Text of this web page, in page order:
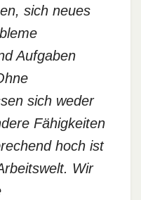
sich neues
Aufgaben
sich weder
Fähigkeiten
hoch ist
Wir